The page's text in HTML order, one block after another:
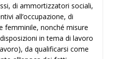
di ammortizzatori sociali,
all’occupazione, di
femminile, nonché misure
in tema di lavoro
da qualificarsi come